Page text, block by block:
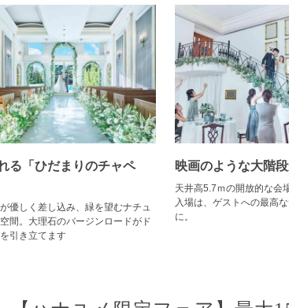
る「ひだまりのチャペ
優しく差し込み、緑を望むナチュ
間。大理石のバージンロードがド
引き立てます
映画のような大階
天井高5.7ｍの開放的な会
入場は、ゲストへの最高
に。